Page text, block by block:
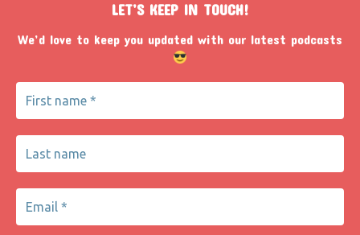
LET’S KEEP IN TOUCH!
We’d love to keep you updated with our latest podcasts
Join us in sharing the Catholic
faith with the world